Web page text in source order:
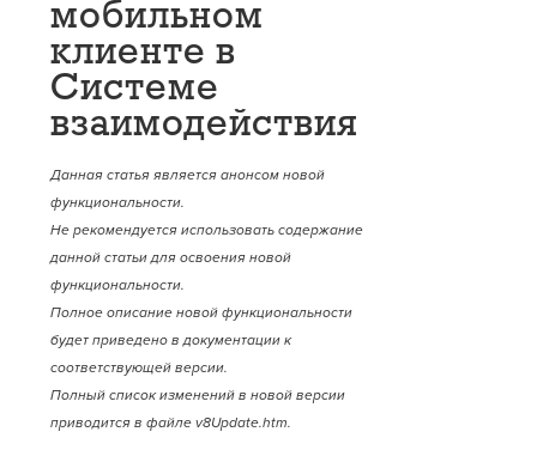
мобильном
клиенте в
Системе
взаимодействия
Данная статья является анонсом новой
функциональности.
Не рекомендуется использовать содержание
данной статьи для освоения новой
функциональности.
Полное описание новой функциональности
будет приведено в документации к
соответствующей версии.
Полный список изменений в новой версии
приводится в файле v8Update.htm.